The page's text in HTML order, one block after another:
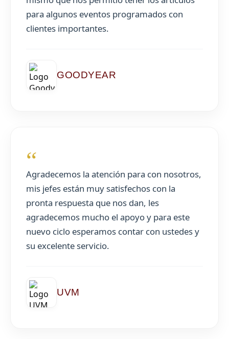
para algunos eventos programados con
clientes importantes.
GOODYEAR
“
Agradecemos la atención para con nosotros,
mis jefes están muy satisfechos con la
pronta respuesta que nos dan, les
agradecemos mucho el apoyo y para este
nuevo ciclo esperamos contar con ustedes y
su excelente servicio.
UVM